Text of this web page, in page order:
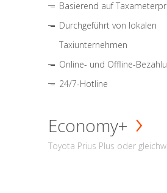
Basierend auf
Durchgeführt von lokalen
Taxiunternehmen
Online- und Offline-
24/7-Hotline
Economy+
Toyota Prius Plus oder